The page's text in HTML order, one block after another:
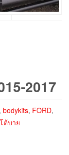
2017
bodykits, FORD,
ต้บาย